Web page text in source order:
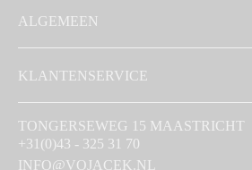
ALGEMEEN
KLANTENSERVICE
TONGERSEWEG 15 MAASTRICHT
+31(0)43 - 325 31 70
INFO@VOJACEK.NL